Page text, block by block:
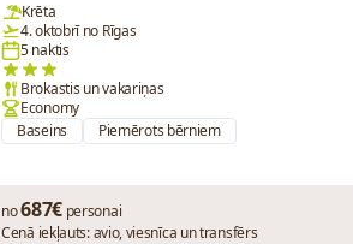
Krēta
4. oktobrī no Rīgas
5 naktis
Brokastis un vakariņas
Economy
Baseins
Piemērots bērniem
no687€personai
Cenā iekļauts: avio, viesnīca un transfērs